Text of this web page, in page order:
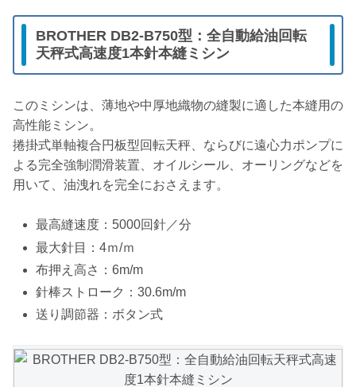
BROTHER DB2-B750型：全自動給油回転
天秤式高速度1本針本縫ミシン
このミシンは、薄地や中厚地織物の縫製に適した本縫用の
高性能ミシン。
捲掛式単軸複合円板型回転天秤、ならびに遠心力ポンプに
よる完全強制潤滑装置、オイルシール、オーリングなどを
用いて、油洩れを完全におさえます。
最高縫速度：5000回針／分
最大針目：4ｍ/ｍ
布押え高さ：6m/m
針棒ストローク：30.6m/m
送り調節器：ボタン式